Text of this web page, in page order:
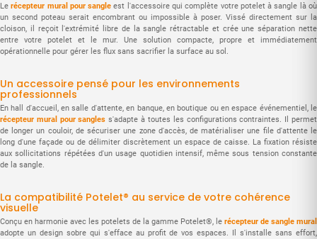
Lerécepteur mural pour sangle est l'accessoire qui complète votre potelet à sangle là où
un second poteau serait encombrant ou impossible à poser. Vissé directement sur la
cloison, il reçoit l'extrémité libre de la sangle rétractable et crée une séparation nette
entre votre potelet et le mur. Une solution compacte, propre et immédiatement
opérationnelle pour gérer les flux sans sacrifier la surface au sol.
Un accessoire pensé pour les environnements
professionnels
En hall d'accueil, en salle d'attente, en banque, en boutique ou en espace événementiel, le
récepteur mural pour sangles s'adapte à toutes les configurations contraintes. Il permet
de longer un couloir, de sécuriser une zone d'accès, de matérialiser une file d'attente le
long d'une façade ou de délimiter discrètement un espace de caisse. La fixation résiste
aux sollicitations répétées d'un usage quotidien intensif, même sous tension constante
de la sangle.
La compatibilité Potelet® au service de votre cohérence
visuelle
Conçu en harmonie avec les potelets de la gamme Potelet®, le récepteur de sangle mural
adopte un design sobre qui s'efface au profit de vos espaces. Il s'installe sans effort,